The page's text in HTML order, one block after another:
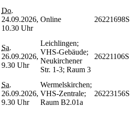
Do.
24.09.2026,
10.30 Uhr
Online 26221698S
Sa.
26.09.2026,
9.30 Uhr
Leichlingen;
VHS-Gebäude;
Neukirchener
Str. 1-3; Raum 3
26221106S
Sa.
26.09.2026,
9.30 Uhr
Wermelskirchen;
VHS-Zentrale;
Raum B2.01a
26223156S